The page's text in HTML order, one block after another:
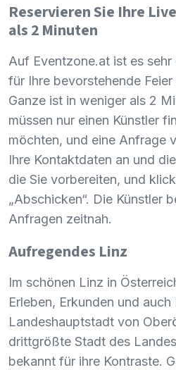
Reservieren Sie Ihre
als 2 Minuten
Auf Eventzone.at ist es
für Ihre bevorstehende
Ganze ist in weniger als 2
müssen nur einen Künstler
möchten, und eine Anfrage
Ihre Kontaktdaten an und
die Sie vorbereiten, und
„Abschicken“. Die Künstler
Anfragen zeitnah.
Aufregendes Linz
Im schönen Linz in
Erleben, Erkunden und auch
Landeshauptstadt von
drittgrößte Stadt des
bekannt für ihre Kontraste.